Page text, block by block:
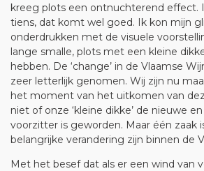
kreeg plots een ontnuchterend effect.
tiens, dat komt wel goed. Ik kon mijn
onderdrukken met de visuele
lange smalle, plots met een kleine
hebben. De ‘change’ in de Vlaamse
zeer letterlijk genomen. Wij zijn nu
het moment van het uitkomen van
niet of onze ‘kleine dikke’ de nieuwe
voorzitter is geworden. Maar één zaak
belangrijke verandering zijn binnen de
Met het besef dat als er een wind van